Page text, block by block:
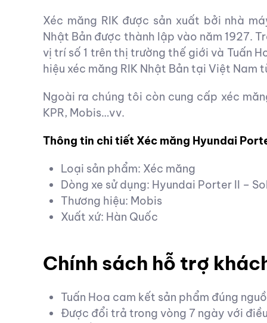
Xéc măng RIK được sản xuất bởi nhà
Nhật Bản được thành lập vào năm 1927.
vị trí số 1 trên thị trường thế giới và Tuấn
hiệu xéc măng RIK Nhật Bản tại Việt Nam
Ngoài ra chúng tôi còn cung cấp xéc
KPR, Mobis…vv.
Thông tin chi tiết Xéc măng Hyundai
Loại sản phẩm: Xéc măng
Dòng xe sử dụng: Hyundai Porter II –
Thương hiệu: Mobis
Xuất xứ: Hàn Quốc
Chính sách hỗ trợ
Tuấn Hoa cam kết sản phẩm đúng
Được đổi trả trong vòng 7 ngày với